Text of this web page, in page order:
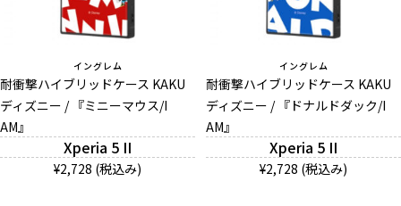
イングレム
耐衝撃ハイブリッドケース KAKU
ディズニー / 『ミニーマウス/I
AM』
Xperia 5 II
¥2,728 (税込み)
イングレム
耐衝撃ハイブリッドケース KAKU
ディズニー / 『ドナルドダック/I
AM』
Xperia 5 II
¥2,728 (税込み)